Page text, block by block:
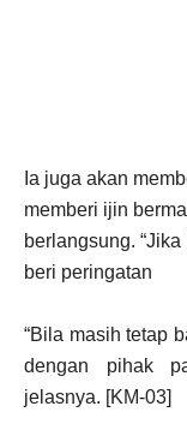
Ia juga akan
memberi ijin
berlangsung.
beri peringatan
“Bila masih tetap
dengan pihak
jelasnya. [KM-03]